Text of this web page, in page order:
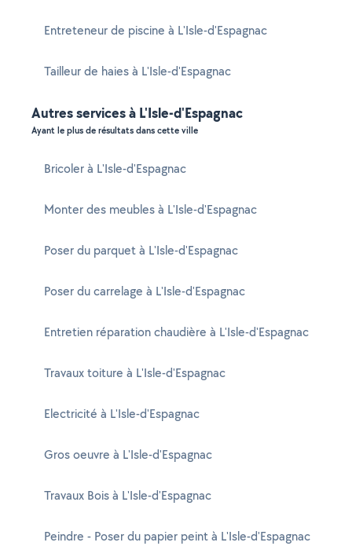
Entreteneur de piscine à L'Isle-d'Espagnac
Tailleur de haies à L'Isle-d'Espagnac
Autres services à L'Isle-d'Espagnac
Ayant le plus de résultats dans cette ville
Bricoler à L'Isle-d'Espagnac
Monter des meubles à L'Isle-d'Espagnac
Poser du parquet à L'Isle-d'Espagnac
Poser du carrelage à L'Isle-d'Espagnac
Entretien réparation chaudière à L'Isle-d'Espagnac
Travaux toiture à L'Isle-d'Espagnac
Electricité à L'Isle-d'Espagnac
Gros oeuvre à L'Isle-d'Espagnac
Travaux Bois à L'Isle-d'Espagnac
Peindre - Poser du papier peint à L'Isle-d'Espagnac